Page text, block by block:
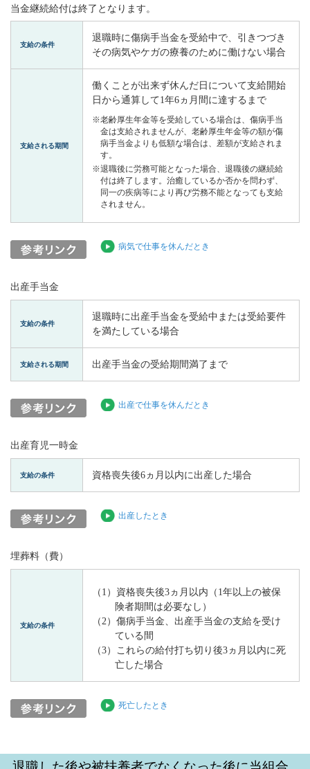
当金継続給付は終了となります。
支給の条件
退職時に傷病手当金を受給中で、引きつづき
その病気やケガの療養のために働けない場合
支給される期間
働くことが出来ず休んだ日について支給開始
日から通算して1年6ヵ月間に達するまで
※老齢厚生年金等を受給している場合は、傷病手当
金は支給されませんが、老齢厚生年金等の額が傷
病手当金よりも低額な場合は、差額が支給されま
す。
※退職後に労務可能となった場合、退職後の継続給
付は終了します。治癒しているか否かを問わず、
同一の疾病等により再び労務不能となっても支給
されません。
病気で仕事を休んだとき
出産手当金
支給の条件
退職時に出産手当金を受給中または受給要件
を満たしている場合
支給される期間 出産手当金の受給期間満了まで
出産で仕事を休んだとき
出産育児一時金
支給の条件 資格喪失後6ヵ月以内に出産した場合
出産したとき
埋葬料（費）
支給の条件
（1）資格喪失後3ヵ月以内（1年以上の被保
険者期間は必要なし）
（2）傷病手当金、出産手当金の支給を受け
ている間
（3）これらの給付打ち切り後3ヵ月以内に死
亡した場合
死亡したとき